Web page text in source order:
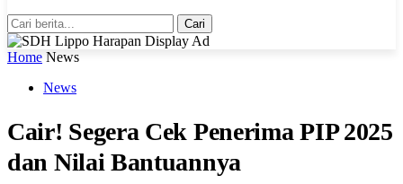
Cari
Home News
News
Cair! Segera Cek Penerima PIP 2025
dan Nilai Bantuannya